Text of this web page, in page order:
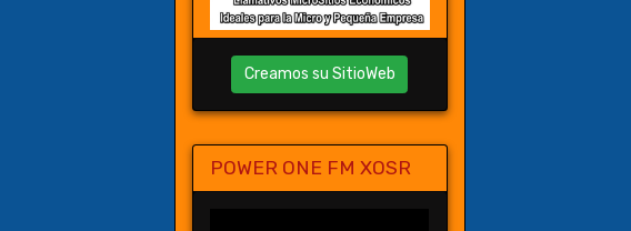
Creamos su SitioWeb
POWER ONE FM XOSR